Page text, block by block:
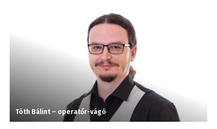
Tóth Bálint – operatőr-vágó